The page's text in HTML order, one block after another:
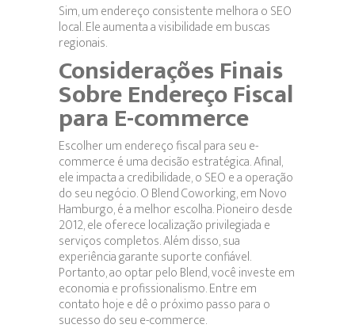
Sim, um endereço consistente melhora o SEO
local. Ele aumenta a visibilidade em buscas
regionais.
Considerações Finais
Sobre Endereço Fiscal
para E-commerce
Escolher um endereço fiscal para seu e-
commerce é uma decisão estratégica. Afinal,
ele impacta a credibilidade, o SEO e a operação
do seu negócio. O Blend Coworking, em Novo
Hamburgo, é a melhor escolha. Pioneiro desde
2012, ele oferece localização privilegiada e
serviços completos. Além disso, sua
experiência garante suporte confiável.
Portanto, ao optar pelo Blend, você investe em
economia e profissionalismo. Entre em
contato hoje e dê o próximo passo para o
sucesso do seu e-commerce.